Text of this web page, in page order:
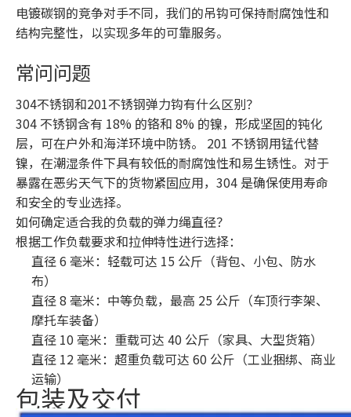
电镀碳钢的竞争对手不同，我们的吊钩可保持耐腐蚀性和
结构完整性，以实现多年的可靠服务。
常问问题
304不锈钢和201不锈钢弹力钩有什么区别？
304 不锈钢含有 18% 的铬和 8% 的镍，形成坚固的钝化
层，可在户外和海洋环境中防锈。 201 不锈钢用锰代替
镍，在潮湿条件下具有较低的耐腐蚀性和易生锈性。对于
暴露在恶劣天气下的货物紧固应用，304 是确保使用寿命
和安全的专业选择。
如何确定适合我的负载的弹力绳直径？
根据工作负载要求和拉伸特性进行选择：
直径 6 毫米：轻载可达 15 公斤（背包、小包、防水
布）
直径 8 毫米：中等负载，最高 25 公斤（车顶行李架、
摩托车装备）
直径 10 毫米：重载可达 40 公斤（家具、大型货箱）
直径 12 毫米：超重负载可达 60 公斤（工业捆绑、商业
运输）
包装及交付